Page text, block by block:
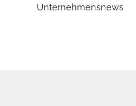
Unternehmensnews